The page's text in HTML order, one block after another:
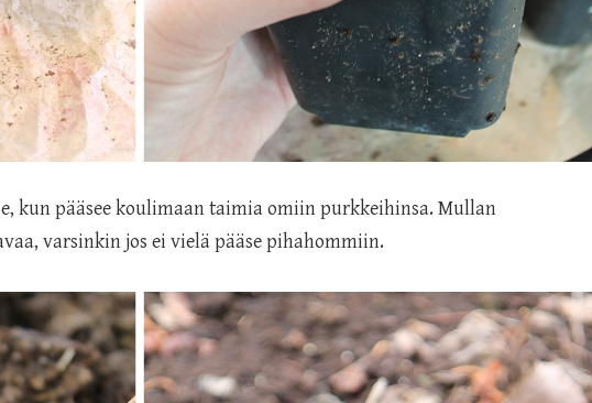
kun pääsee koulimaan taimia omiin purkkeihinsa. Mullan
varsinkin jos ei vielä pääse pihahommiin.